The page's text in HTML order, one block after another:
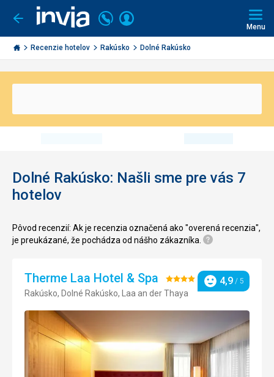
Ísť
späť
Invia.sk
Volajte
+421
2
3221
Prihlásiť
Menu
Recenzie hotelov Rakúsko Dolné Rakúsko
Dolné Rakúsko: Našli sme pre vás 7
hotelov
Pôvod recenzií: Ak je recenzia označená ako "overená recenzia",
je preukázané, že pochádza od nášho zákazníka.
Therme Laa Hotel & Spa Hodnotenie:
4/5
Rakúsko, Dolné Rakúsko, Laa an der Thaya
Hodnotenie
4,9 / 5